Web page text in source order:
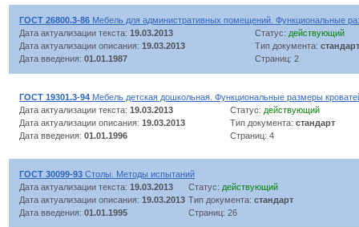
ГОСТ 26800.3-86 Мебель для административных помещений. Функциональные
Дата актуализации текста: 19.03.2013 Статус: действующий
Дата актуализации описания: 19.03.2013 Тип документа: стандарт
Дата введения: 01.01.1987 Страниц: 2
ГОСТ 19301.3-94 Мебель детская дошкольная. Функциональные размеры
Дата актуализации текста: 19.03.2013 Статус: действующий
Дата актуализации описания: 19.03.2013 Тип документа: стандарт
Дата введения: 01.01.1996 Страниц: 4
ГОСТ 30099-93 Столы. Методы испытаний
Дата актуализации текста: 19.03.2013 Статус: действующий
Дата актуализации описания: 19.03.2013 Тип документа: стандарт
Дата введения: 01.01.1995 Страниц: 26